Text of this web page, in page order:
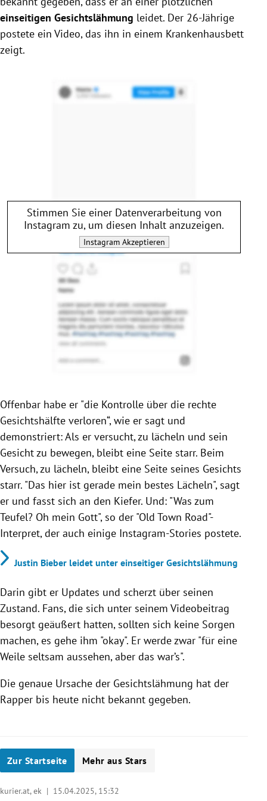
Er zeigt in einem Video, dass er die Kontrolle über
die rechte Gesichtshälfte verloren hat und scherzt
über seinen Zustand.
es ihm okay geht.
einseitigen Gesichtslähmung leidet. Der 26-Jährige
postete ein Video, das ihn in einem Krankenhausbett
zeigt.
Stimmen Sie einer Datenverarbeitung von
Instagram zu, um diesen Inhalt anzuzeigen.
InstagramAkzeptieren
Offenbar habe er "die Kontrolle über die rechte
Gesichtshälfte verloren“, wie er sagt und
demonstriert: Als er versucht, zu lächeln und sein
Gesicht zu bewegen, bleibt eine Seite starr. Beim
Versuch, zu lächeln, bleibt eine Seite seines Gesichts
starr. "Das hier ist gerade mein bestes Lächeln", sagt
er und fasst sich an den Kiefer. Und: "Was zum
Teufel? Oh mein Gott", so der "Old Town Road"-
Interpret, der auch einige Instagram-Stories postete.
Justin Bieber leidet unter einseitiger Gesichtslähmung
Darin gibt er Updates und scherzt über seinen
Zustand. Fans, die sich unter seinem Videobeitrag
besorgt geäußert hatten, sollten sich keine Sorgen
machen, es gehe ihm "okay". Er werde zwar "für eine
Weile seltsam aussehen, aber das war’s".
Die genaue Ursache der Gesichtslähmung hat der
Rapper bis heute nicht bekannt gegeben.
Zur Startseite Mehr aus Stars
kurier.at, ek | 15.04.2025, 15:32